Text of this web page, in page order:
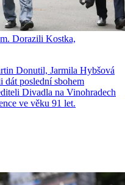
Dorazili Kostka,
Donutil, Jarmila Hybšová
dát poslední sbohem
Divadla na Vinohradech
ve věku 91 let.